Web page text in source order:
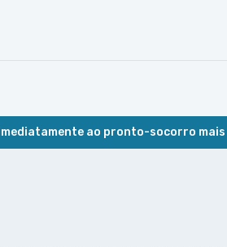
imediatamente ao pronto-socorro